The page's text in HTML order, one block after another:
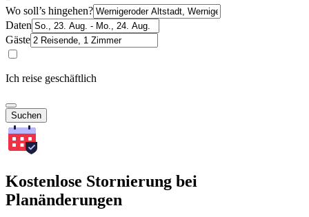
Wo soll’s hingehen?
Daten
Gäste
Ich reise geschäftlich
Suchen
Kostenlose Stornierung bei
Planänderungen